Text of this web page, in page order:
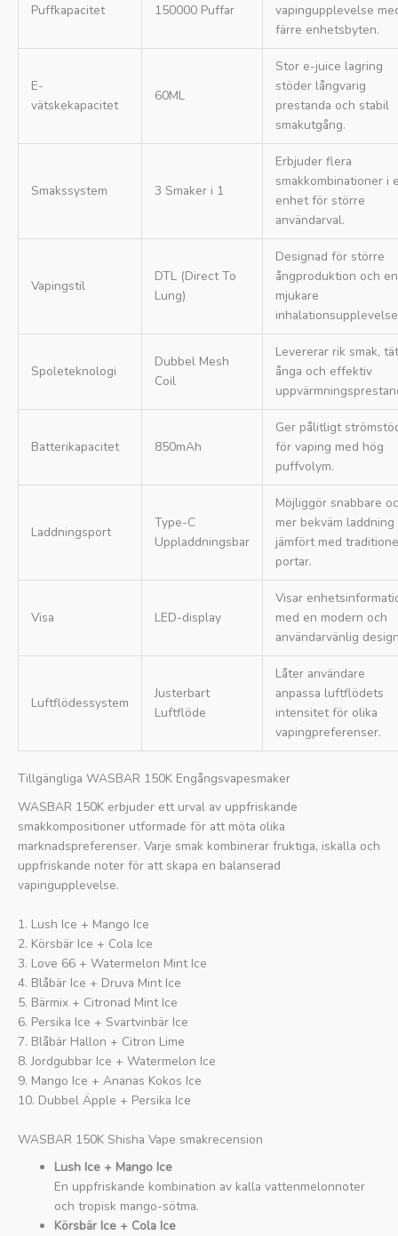
Puffkapacitet 150000 Puffar
vapingupplevelse
färre enhetsbyten.
E-
vätskekapacitet
60ML
Stor e-juice lagring
stöder långvarig
prestanda och stabil
smakutgång.
Smakssystem 3 Smaker i 1
Erbjuder flera
smakkombinationer i
enhet för större
användarval.
Vapingstil
DTL (Direct To
Lung)
Designad för större
ångproduktion och en
mjukare
Spoleteknologi
Dubbel Mesh
Coil
Levererar rik smak, tät
ånga och effektiv
Batterikapacitet 850mAh
Ger pålitligt
för vaping med hög
puffvolym.
Laddningsport
Type-C
Uppladdningsbar
Möjliggör snabbare
mer bekväm laddning
jämfört med
portar.
Visa LED-display
Visar
med en modern och
användarvänlig
Luftflödessystem
Justerbart
Luftflöde
Låter användare
anpassa luftflödets
intensitet för olika
vapingpreferenser.
Tillgängliga WASBAR 150K Engångsvapesmaker
WASBAR 150K erbjuder ett urval av uppfriskande
smakkompositioner utformade för att möta olika
marknadspreferenser. Varje smak kombinerar fruktiga, iskalla och
uppfriskande noter för att skapa en balanserad
vapingupplevelse.
1. Lush Ice + Mango Ice
2. Körsbär Ice + Cola Ice
3. Love 66 + Watermelon Mint Ice
4. Blåbär Ice + Druva Mint Ice
5. Bärmix + Citronad Mint Ice
6. Persika Ice + Svartvinbär Ice
7. Blåbär Hallon + Citron Lime
8. Jordgubbar Ice + Watermelon Ice
9. Mango Ice + Ananas Kokos Ice
10. Dubbel Äpple + Persika Ice
WASBAR 150K Shisha Vape smakrecension
Lush Ice + Mango Ice
En uppfriskande kombination av kalla vattenmelonnoter
och tropisk mango-sötma.
Körsbär Ice + Cola Ice